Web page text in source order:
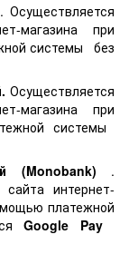
. Осуществляется
магазина при
системы
без
Осуществляется
магазина при
системы
(Monobank) .
интернет-
платежной
Google Pay